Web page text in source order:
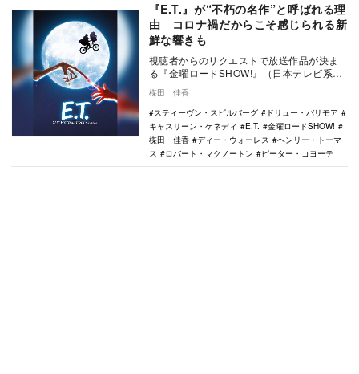
『E.T.』が“不朽の名作”と呼ばれる理
由 コロナ禍だからこそ感じられる新
鮮な響きも
視聴者からのリクエストで放送作品が決ま
る『金曜ロードSHOW!』（日本テレビ系）
リクエスト企画第3弾で、映画『E.T.』が10
月…
楳田 佳香
スティーヴン・スピルバーグ
ドリュー・バリモア
キャスリーン・ケネディ
E.T.
金曜ロードSHOW!
楳田 佳香
ディー・ウォーレス
ヘンリー・トーマ
ス
ロバート・マクノートン ピーター・コヨーテ